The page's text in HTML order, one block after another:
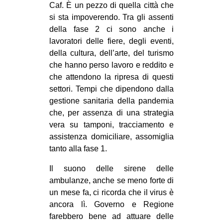
Caf. È un pezzo di quella città che
si sta impoverendo. Tra gli assenti
della fase 2 ci sono anche i
lavoratori delle fiere, degli eventi,
della cultura, dell’arte, del turismo
che hanno perso lavoro e reddito e
che attendono la ripresa di questi
settori. Tempi che dipendono dalla
gestione sanitaria della pandemia
che, per assenza di una strategia
vera su tamponi, tracciamento e
assistenza domiciliare, assomiglia
tanto alla fase 1.
Il suono delle sirene delle
ambulanze, anche se meno forte di
un mese fa, ci ricorda che il virus è
ancora lì. Governo e Regione
farebbero bene ad attuare delle